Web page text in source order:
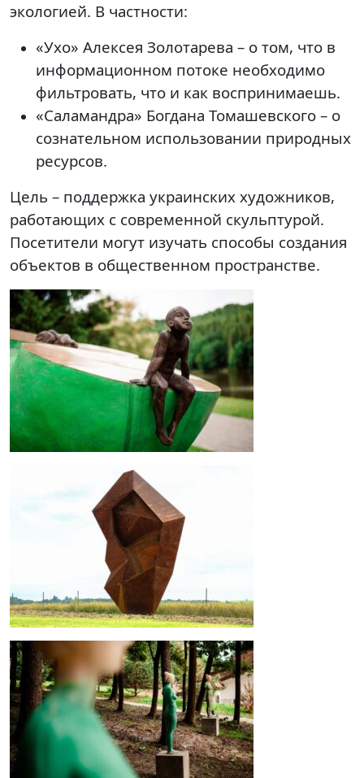
экологией. В частности:
«Ухо» Алексея Золотарева – о том, что в
информационном потоке необходимо
фильтровать, что и как воспринимаешь.
«Саламандра» Богдана Томашевского – о
сознательном использовании природных
ресурсов.
Цель – поддержка украинских художников,
работающих с современной скульптурой.
Посетители могут изучать способы создания
объектов в общественном пространстве.